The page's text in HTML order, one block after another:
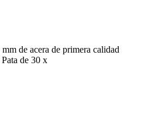
de acera de primera calidad
de 30 x